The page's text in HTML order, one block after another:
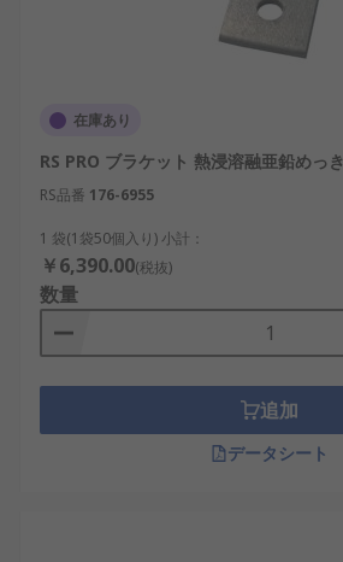
在庫あり
RS PRO ブラケット 熱浸溶融亜鉛めっき
RS品番 176-6955
1 袋(1袋50個入り) 小計：
￥6,390.00(税抜)
数量
追加
データシート